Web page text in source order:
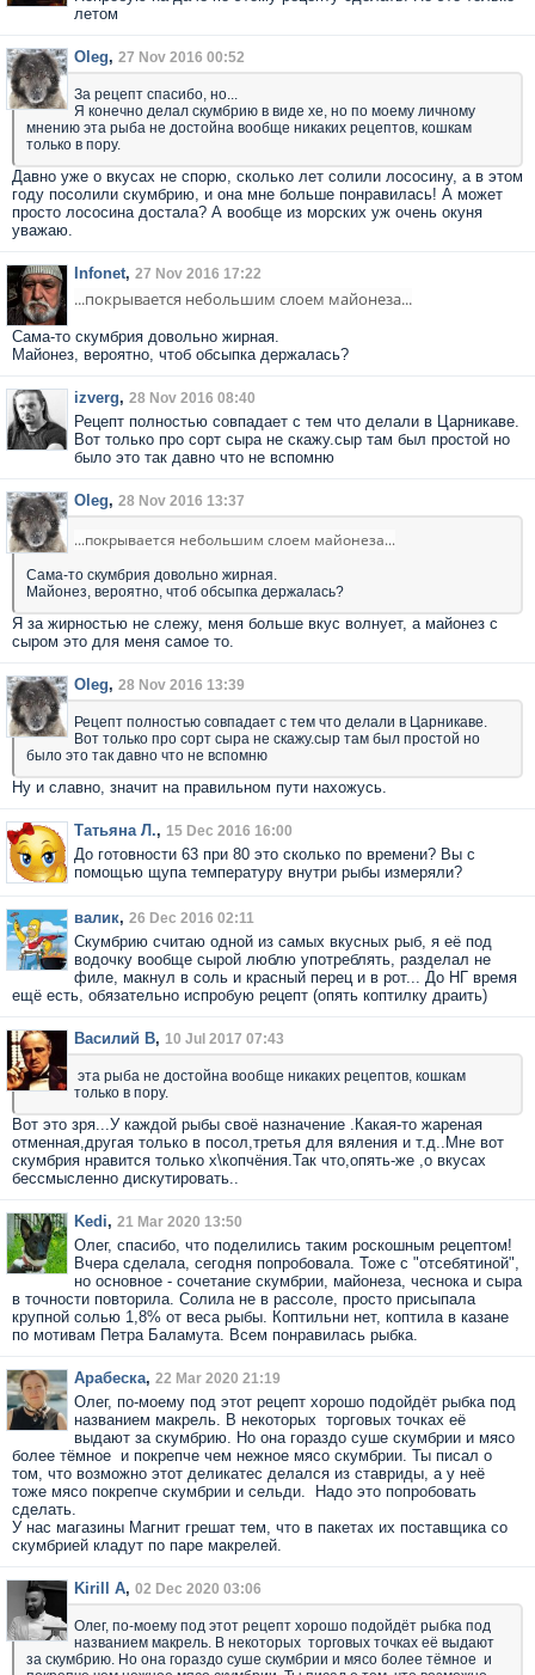
летом
Oleg, 27 Nov 2016 00:52
За рецепт спасибо, но...
Я конечно делал скумбрию в виде хе, но по моему личному
мнению эта рыба не достойна вообще никаких рецептов, кошкам
только в пору.
Давно уже о вкусах не спорю, сколько лет солили лососину, а в этом
году посолили скумбрию, и она мне больше понравилась! А может
просто лососина достала? А вообще из морских уж очень окуня
уважаю.
Infonet, 27 Nov 2016 17:22
...покрывается небольшим слоем майонеза...
Сама-то скумбрия довольно жирная.
Майонез, вероятно, чтоб обсыпка держалась?
izverg, 28 Nov 2016 08:40
Рецепт полностью совпадает с тем что делали в Царникаве.
Вот только про сорт сыра не скажу.сыр там был простой но
было это так давно что не вспомню
Oleg, 28 Nov 2016 13:37
...покрывается небольшим слоем майонеза...
Сама-то скумбрия довольно жирная.
Майонез, вероятно, чтоб обсыпка держалась?
Я за жирностью не слежу, меня больше вкус волнует, а майонез с
сыром это для меня самое то.
Oleg, 28 Nov 2016 13:39
Рецепт полностью совпадает с тем что делали в Царникаве.
Вот только про сорт сыра не скажу.сыр там был простой но
было это так давно что не вспомню
Ну и славно, значит на правильном пути нахожусь.
Татьяна Л., 15 Dec 2016 16:00
До готовности 63 при 80 это сколько по времени? Вы с
помощью щупа температуру внутри рыбы измеряли?
валик, 26 Dec 2016 02:11
Скумбрию считаю одной из самых вкусных рыб, я её под
водочку вообще сырой люблю употреблять, разделал не
филе, макнул в соль и красный перец и в рот... До НГ время
ещё есть, обязательно испробую рецепт (опять коптилку драить)
Василий В, 10 Jul 2017 07:43
эта рыба не достойна вообще никаких рецептов, кошкам
только в пору.
Вот это зря...У каждой рыбы своё назначение .Какая-то жареная
отменная,другая только в посол,третья для вяления и т.д..Мне вот
скумбрия нравится только х\копчёния.Так что,опять-же ,о вкусах
бессмысленно дискутировать..
Kedi, 21 Mar 2020 13:50
Олег, спасибо, что поделились таким роскошным рецептом!
Вчера сделала, сегодня попробовала. Тоже с "отсебятиной",
но основное - сочетание скумбрии, майонеза, чеснока и сыра
в точности повторила. Солила не в рассоле, просто присыпала
крупной солью 1,8% от веса рыбы. Коптильни нет, коптила в казане
по мотивам Петра Баламута. Всем понравилась рыбка.
Арабеска, 22 Mar 2020 21:19
Олег, по-моему под этот рецепт хорошо подойдёт рыбка под
названием макрель. В некоторых торговых точках её
выдают за скумбрию. Но она гораздо суше скумбрии и мясо
более тёмное и покрепче чем нежное мясо скумбрии. Ты писал о
том, что возможно этот деликатес делался из ставриды, а у неё
тоже мясо покрепче скумбрии и сельди. Надо это попробовать
сделать.
У нас магазины Магнит грешат тем, что в пакетах их поставщика со
скумбрией кладут по паре макрелей.
Kirill A, 02 Dec 2020 03:06
Олег, по-моему под этот рецепт хорошо подойдёт рыбка под
названием макрель. В некоторых торговых точках её выдают
за скумбрию. Но она гораздо суше скумбрии и мясо более тёмное и